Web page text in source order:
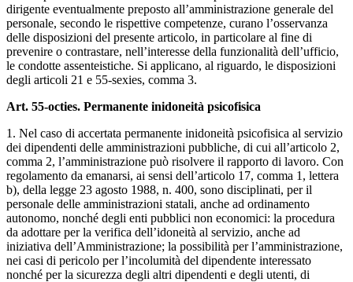
dirigente eventualmente preposto all’amministrazione generale del
personale, secondo le rispettive competenze, curano l’osservanza
delle disposizioni del presente articolo, in particolare al fine di
prevenire o contrastare, nell’interesse della funzionalità dell’ufficio,
le condotte assenteistiche. Si applicano, al riguardo, le disposizioni
degli articoli 21 e 55-sexies, comma 3.
Art. 55-octies. Permanente inidoneità psicofisica
1. Nel caso di accertata permanente inidoneità psicofisica al servizio
dei dipendenti delle amministrazioni pubbliche, di cui all’articolo 2,
comma 2, l’amministrazione può risolvere il rapporto di lavoro. Con
regolamento da emanarsi, ai sensi dell’articolo 17, comma 1, lettera
b), della legge 23 agosto 1988, n. 400, sono disciplinati, per il
personale delle amministrazioni statali, anche ad ordinamento
autonomo, nonché degli enti pubblici non economici: la procedura
da adottare per la verifica dell’idoneità al servizio, anche ad
iniziativa dell’Amministrazione; la possibilità per l’amministrazione,
nei casi di pericolo per l’incolumità del dipendente interessato
nonché per la sicurezza degli altri dipendenti e degli utenti, di